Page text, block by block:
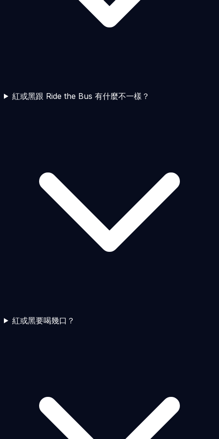
紅或黑跟 Ride the Bus 有什麼不一樣？
紅或黑要喝幾口？